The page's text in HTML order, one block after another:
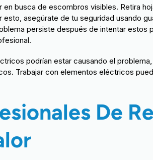
busca de escombros visibles. Retira
esto, asegúrate de tu seguridad usando
persiste después de intentar
podrían estar causando el
Trabajar con elementos eléctricos
De